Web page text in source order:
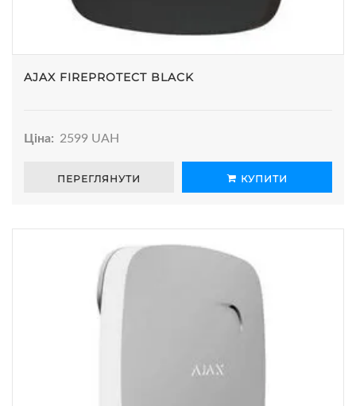
AJAX FIREPROTECT BLACK
Ціна: 2599 UAH
ПЕРЕГЛЯНУТИ КУПИТИ